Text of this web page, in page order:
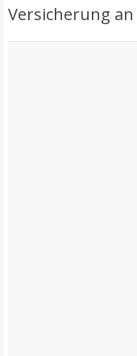
Versicherung